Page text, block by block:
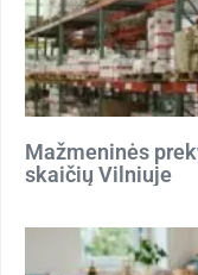
Mažmeninės
skaičių Vilniuje